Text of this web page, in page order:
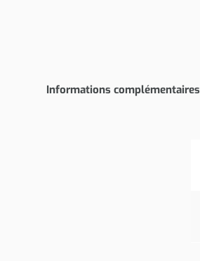
Informations complémentaires